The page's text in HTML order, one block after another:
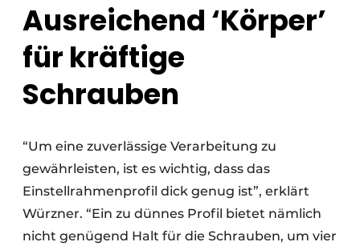
Ausreichend ‘Körper’
für kräftige
Schrauben
“Um eine zuverlässige Verarbeitung zu
gewährleisten, ist es wichtig, dass das
Einstellrahmenprofil dick genug ist”, erklärt
Würzner. “Ein zu dünnes Profil bietet nämlich
nicht genügend Halt für die Schrauben, um vier